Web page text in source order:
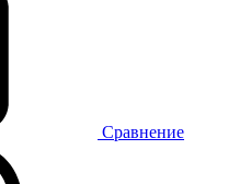
Сравнение